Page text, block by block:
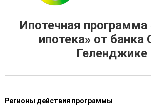
Ипотечная программа
ипотека» от банка
Геленджике
Регионы действия программы